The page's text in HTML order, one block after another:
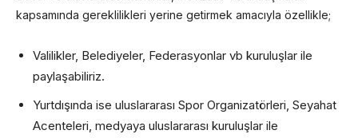
kapsamında gereklilikleri yerine getirmek amacıyla özellikle;
Valilikler, Belediyeler, Federasyonlar vb kuruluşlar ile
paylaşabiliriz.
Yurtdışında ise uluslararası Spor Organizatörleri, Seyahat
Acenteleri, medyaya uluslararası kuruluşlar ile